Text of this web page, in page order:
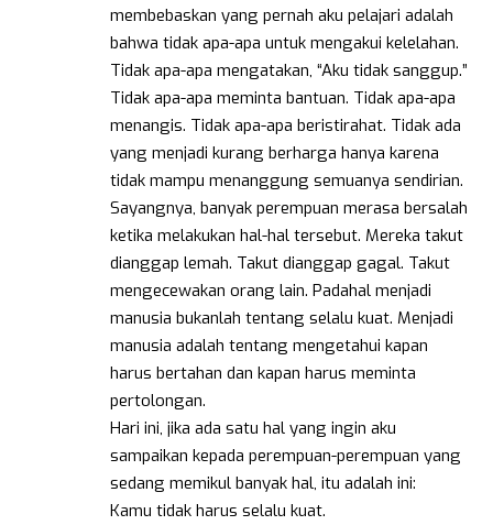
membebaskan yang pernah aku pelajari adalah
bahwa tidak apa-apa untuk mengakui kelelahan.
Tidak apa-apa mengatakan, “Aku tidak sanggup.”
Tidak apa-apa meminta bantuan. Tidak apa-apa
menangis. Tidak apa-apa beristirahat. Tidak ada
yang menjadi kurang berharga hanya karena
tidak mampu menanggung semuanya sendirian.
Sayangnya, banyak perempuan merasa bersalah
ketika melakukan hal-hal tersebut. Mereka takut
dianggap lemah. Takut dianggap gagal. Takut
mengecewakan orang lain. Padahal menjadi
manusia bukanlah tentang selalu kuat. Menjadi
manusia adalah tentang mengetahui kapan
harus bertahan dan kapan harus meminta
pertolongan.
Hari ini, jika ada satu hal yang ingin aku
sampaikan kepada perempuan-perempuan yang
sedang memikul banyak hal, itu adalah ini:
Kamu tidak harus selalu kuat.